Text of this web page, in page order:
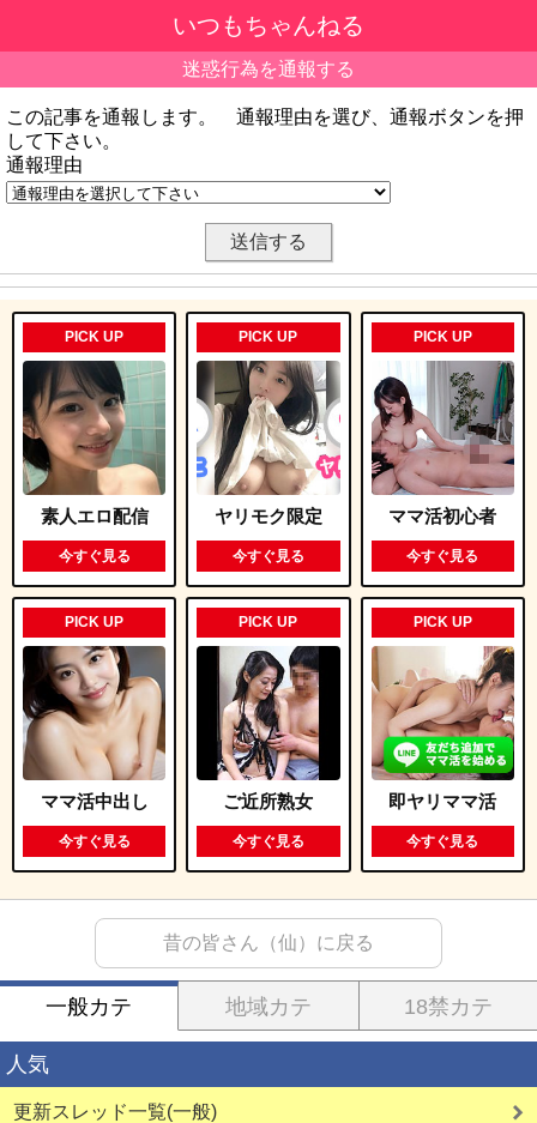
いつもちゃんねる
迷惑行為を通報する
この記事を通報します。 通報理由を選び、通報ボタンを押
して下さい。
通報理由
PICK UP
素人エロ配信
今すぐ見る
PICK UP
ヤリモク限定
今すぐ見る
PICK UP
ママ活初心者
今すぐ見る
PICK UP
ママ活中出し
今すぐ見る
PICK UP
ご近所熟女
今すぐ見る
PICK UP
即ヤリママ活
今すぐ見る
昔の皆さん（仙）に戻る
一般カテ 地域カテ 18禁カテ
人気
更新スレッド一覧(一般)